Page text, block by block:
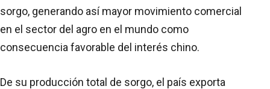
sorgo, generando así mayor movimiento comercial
en el sector del agro en el mundo como
consecuencia favorable del interés chino.
De su producción total de sorgo, el país exporta